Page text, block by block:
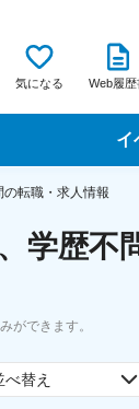
気になる Web履歴
イ
転職イベント・転
転職フェア
の転職・求人情報
学歴不
ができます。
替え